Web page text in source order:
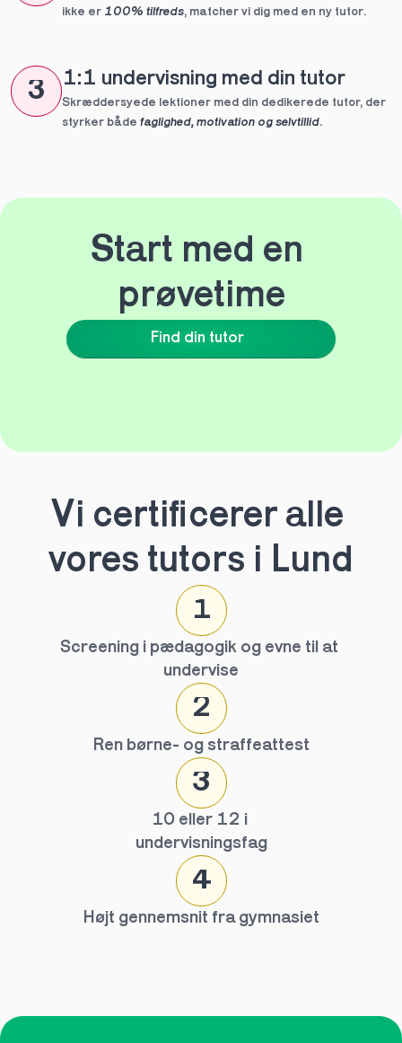
ikke er 100% tilfreds, matcher vi dig med en ny tutor.
3 1:1 undervisning med din tutor
Skræddersyede lektioner med din dedikerede tutor, der
styrker både faglighed, motivation og selvtillid.
Find din tutor
Start med en
prøvetime
Vi certificerer alle
vores tutors i Lund
1
Screening i pædagogik og evne til at
undervise
2
Ren børne- og straffeattest
3
10 eller 12 i
undervisningsfag
4
Højt gennemsnit fra gymnasiet